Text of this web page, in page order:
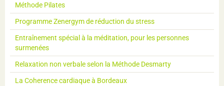
Méthode Pilates
Programme Zenergym de réduction du stress
Entraînement spécial à la méditation, pour les personnes
surmenées
Relaxation non verbale selon la Méthode Desmarty
La Coherence cardiaque à Bordeaux